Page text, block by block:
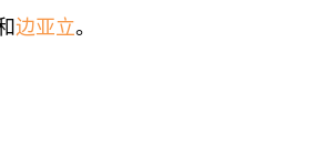
边亚立。